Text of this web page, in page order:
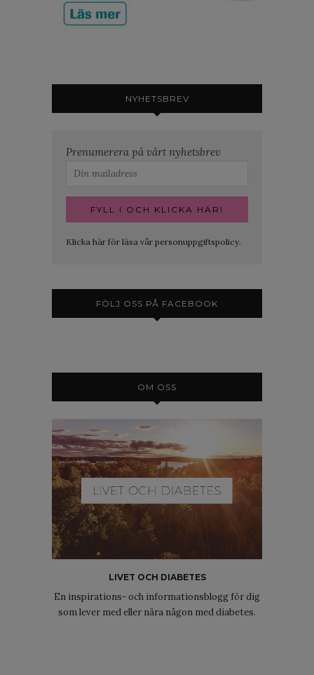
NYHETSBREV
Prenumerera på vårt nyhetsbrev
Klicka här för läsa vår personuppgiftspolicy.
FÖLJ OSS PÅ FACEBOOK
OM OSS
LIVET OCH DIABETES
En inspirations- och informationsblogg för dig
som lever med eller nära någon med diabetes.